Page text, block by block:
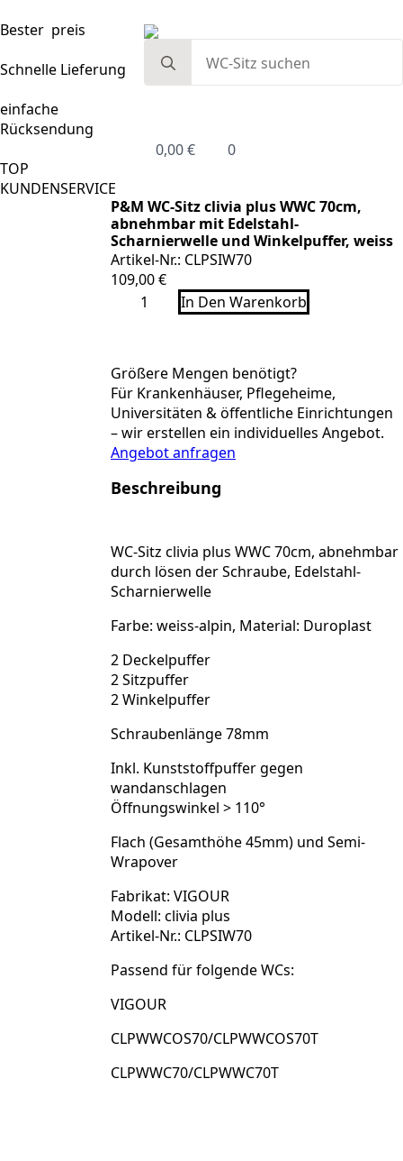
Bester preis
Schnelle Lieferung
einfache
Rücksendung
TOP
KUNDENSERVICE
for:
0,00€ 0
P&M WC-Sitz clivia plus WWC 70cm,
abnehmbar mit Edelstahl-
Scharnierwelle und Winkelpuffer, weiss
Artikel-Nr.: CLPSIW70
109,00€
P&M
WWC
70cm,
abnehmbar
mit
Edelstahl-
Scharnierwelle
und
weiss
Menge
In Den Warenkorb
Größere Mengen benötigt?
Für Krankenhäuser, Pflegeheime,
Universitäten & öffentliche Einrichtungen
– wir erstellen ein individuelles Angebot.
Angebot anfragen
Beschreibung
WC-Sitz clivia plus WWC 70cm, abnehmbar
durch lösen der Schraube, Edelstahl-
Scharnierwelle
Farbe: weiss-alpin, Material: Duroplast
2 Deckelpuffer
2 Sitzpuffer
2 Winkelpuffer
Schraubenlänge 78mm
Inkl. Kunststoffpuffer gegen
wandanschlagen
Öffnungswinkel > 110°
Flach (Gesamthöhe 45mm) und Semi-
Wrapover
Fabrikat: VIGOUR
Modell: clivia plus
Artikel-Nr.: CLPSIW70
Passend für folgende WCs:
VIGOUR
CLPWWCOS70/CLPWWCOS70T
CLPWWC70/CLPWWC70T